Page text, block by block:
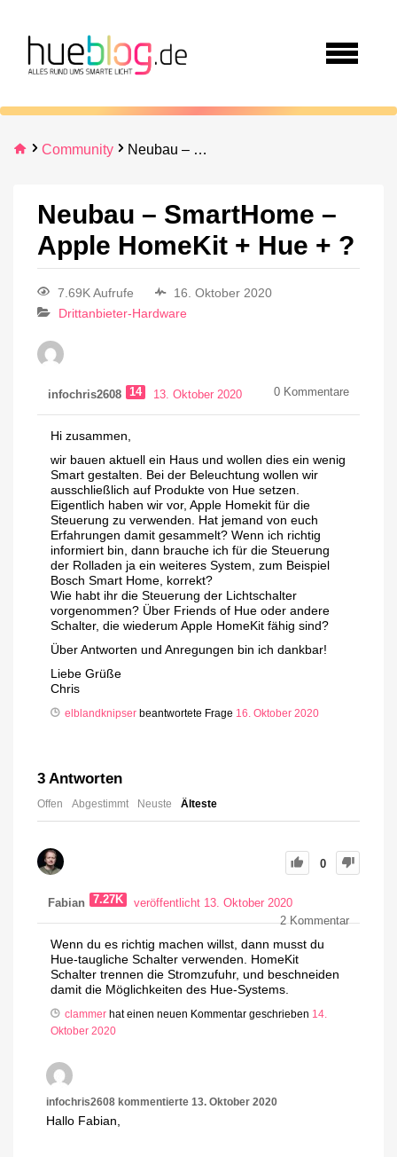
Community Neubau – SmartHome – Apple HomeKit + Hue + ?
Neubau – SmartHome –
Apple HomeKit + Hue + ?
7.69K Aufrufe
16. Oktober 2020
Drittanbieter-Hardware
infochris2608 14 13. Oktober 2020 0 Kommentare
Hi zusammen,
wir bauen aktuell ein Haus und wollen dies ein wenig
Smart gestalten. Bei der Beleuchtung wollen wir
ausschließlich auf Produkte von Hue setzen.
Eigentlich haben wir vor, Apple Homekit für die
Steuerung zu verwenden. Hat jemand von euch
Erfahrungen damit gesammelt? Wenn ich richtig
informiert bin, dann brauche ich für die Steuerung
der Rolladen ja ein weiteres System, zum Beispiel
Bosch Smart Home, korrekt?
Wie habt ihr die Steuerung der Lichtschalter
vorgenommen? Über Friends of Hue oder andere
Schalter, die wiederum Apple HomeKit fähig sind?
Über Antworten und Anregungen bin ich dankbar!
Liebe Grüße
Chris
elblandknipser beantwortete Frage 16. Oktober 2020
3 Antworten
Offen Abgestimmt Neuste Älteste
0
Fabian 7.27K
veröffentlicht 13. Oktober 2020
2Kommentar
Wenn du es richtig machen willst, dann musst du
Hue-taugliche Schalter verwenden. HomeKit
Schalter trennen die Stromzufuhr, und beschneiden
damit die Möglichkeiten des Hue-Systems.
clammer hat einen neuen Kommentar geschrieben 14.
Oktober 2020
infochris2608 kommentierte 13. Oktober 2020
Hallo Fabian,